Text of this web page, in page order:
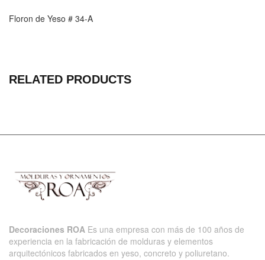
Floron de Yeso # 34-A
RELATED PRODUCTS
Decoraciones ROA Es una empresa con más de 100 años de
experiencia en la fabricación de molduras y elementos
arquitectónicos fabricados en yeso, concreto y poliuretano.